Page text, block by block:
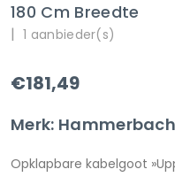
180 Cm Breedte
| 1 aanbieder(s)
€181,49
Merk:
Opklapbare kabelgoot